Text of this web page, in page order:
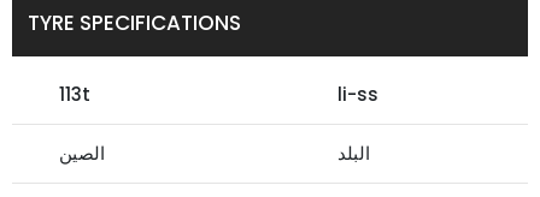
TYRE SPECIFICATIONS
li-ss
113t
البلد الصين